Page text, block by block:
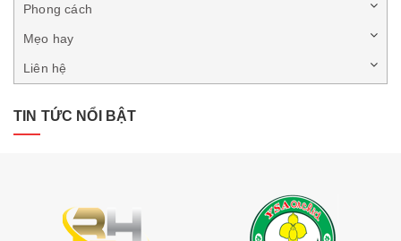
Phong cách
Mẹo hay
Liên hệ
TIN TỨC NỔI BẬT